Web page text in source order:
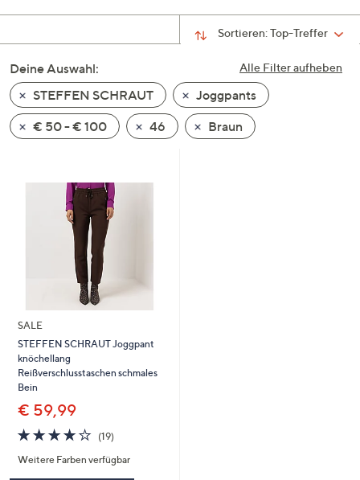
nach
und
nach
unten
oder
wischen
Touch-
diese
anzuzeigen.
Sortieren:Top-Treffer
Alle Filter aufheben
Deine Auswahl:
STEFFEN SCHRAUT
Joggpants
€ 50 - € 100
46 Braun
SALE
STEFFEN SCHRAUT Joggpant
knöchellang
Reißverschlusstaschen schmales
Bein
€ 59,99
3.8
von
5
(19)19
Weitere Farben verfügbar